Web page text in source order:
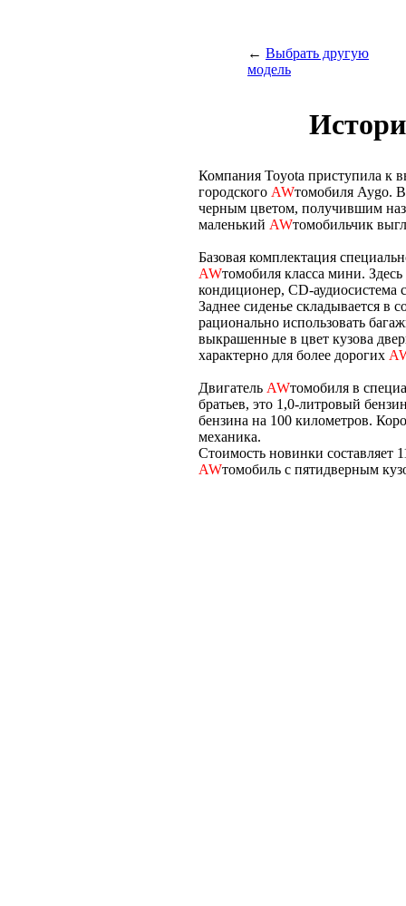
← Выбрать другую
модель
Компания Toyota приступила к
городского AWтомобиля Aygo.
черным цветом, получившим
маленький AWтомобильчик
Базовая комплектация
AWтомобиля класса мини.
кондиционер, CD-
Заднее сиденье складывается в
рационально использовать
выкрашенные в цвет кузова
характерно для более дорогих
Двигатель AWтомобиля в
братьев, это 1,0-литровый
бензина на 100 километров.
механика.
Стоимость новинки составляет
AWтомобиль с пятидверным